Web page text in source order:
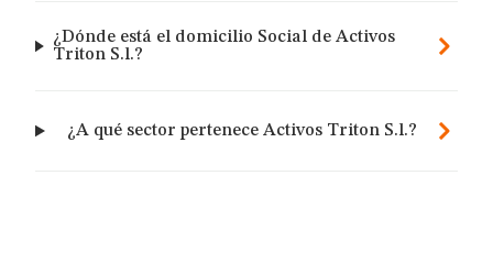
¿Dónde está el domicilio Social de Activos
Triton S.l.?
¿A qué sector pertenece Activos Triton S.l.?